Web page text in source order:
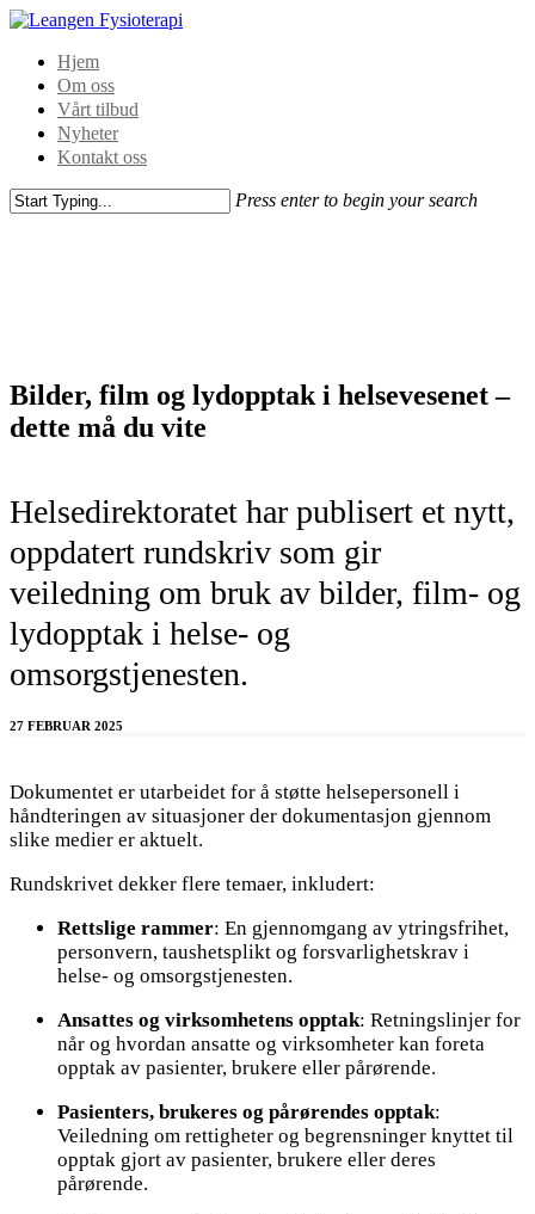
Hjem
Om oss
Vårt tilbud
Nyheter
Kontakt oss
Press enter to begin your search
Bilder, film og lydopptak i helsevesenet –
dette må du vite
Helsedirektoratet har publisert et nytt,
oppdatert rundskriv som gir
veiledning om bruk av bilder, film- og
lydopptak i helse- og
omsorgstjenesten.
27 FEBRUAR 2025
Dokumentet er utarbeidet for å støtte helsepersonell i
håndteringen av situasjoner der dokumentasjon gjennom
slike medier er aktuelt.
Rundskrivet dekker flere temaer, inkludert:
Rettslige rammer: En gjennomgang av ytringsfrihet,
personvern, taushetsplikt og forsvarlighetskrav i
helse- og omsorgstjenesten.
Ansattes og virksomhetens opptak: Retningslinjer for
når og hvordan ansatte og virksomheter kan foreta
opptak av pasienter, brukere eller pårørende.
Pasienters, brukeres og pårørendes opptak:
Veiledning om rettigheter og begrensninger knyttet til
opptak gjort av pasienter, brukere eller deres
pårørende.